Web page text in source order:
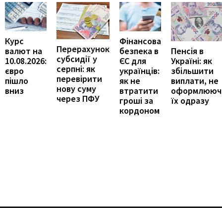
Курс
валют на
10.08.2026:
євро
пішло
вниз
Перерахунок
субсидії у
серпні: як
перевірити
нову суму
через ПФУ
Фінансова
безпека в
ЄС для
українців:
як не
втратити
гроші за
кордоном
Пенсія в
Україні: як
збільшити
виплати, не
їх одразу